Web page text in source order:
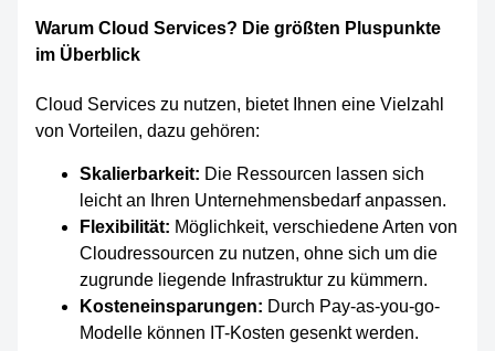
Warum Cloud Services? Die größten Pluspunkte
im Überblick
Cloud Services zu nutzen, bietet Ihnen eine Vielzahl
von Vorteilen, dazu gehören:
Skalierbarkeit: Die Ressourcen lassen sich
leicht an Ihren Unternehmensbedarf anpassen.
Flexibilität: Möglichkeit, verschiedene Arten von
Cloudressourcen zu nutzen, ohne sich um die
zugrunde liegende Infrastruktur zu kümmern.
Kosteneinsparungen: Durch Pay-as-you-go-
Modelle können IT-Kosten gesenkt werden.